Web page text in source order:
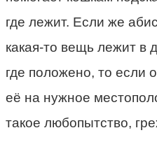
где лежит. Если же
какая-то вещь лежит в
где положено, то если
её на нужное
такое любопытство,